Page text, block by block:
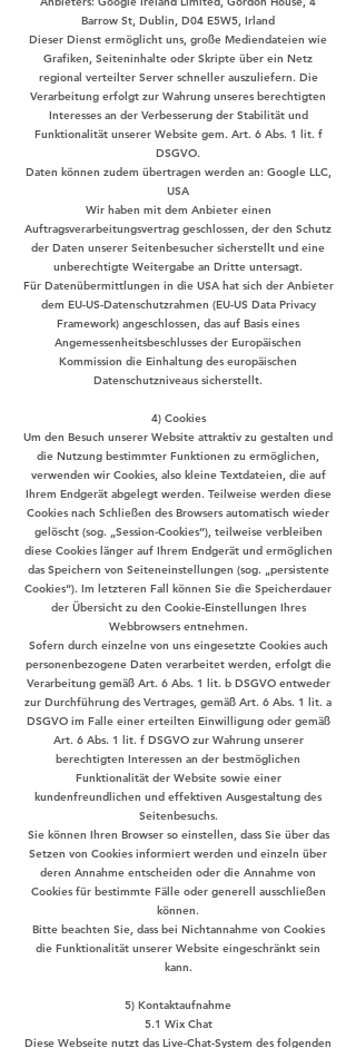
Barrow St, Dublin, D04 E5W5, Irland
Dieser Dienst ermöglicht uns, große Mediendateien wie
Grafiken, Seiteninhalte oder Skripte über ein Netz
regional verteilter Server schneller auszuliefern. Die
Verarbeitung erfolgt zur Wahrung unseres berechtigten
Interesses an der Verbesserung der Stabilität und
Funktionalität unserer Website gem. Art. 6 Abs. 1 lit. f
DSGVO.
Daten können zudem übertragen werden an: Google LLC,
USA
Wir haben mit dem Anbieter einen
Auftragsverarbeitungsvertrag geschlossen, der den Schutz
der Daten unserer Seitenbesucher sicherstellt und eine
unberechtigte Weitergabe an Dritte untersagt.
Für Datenübermittlungen in die USA hat sich der Anbieter
dem EU-US-Datenschutzrahmen (EU-US Data Privacy
Framework) angeschlossen, das auf Basis eines
Angemessenheitsbeschlusses der Europäischen
Kommission die Einhaltung des europäischen
Datenschutzniveaus sicherstellt.
4) Cookies
Um den Besuch unserer Website attraktiv zu gestalten und
die Nutzung bestimmter Funktionen zu ermöglichen,
verwenden wir Cookies, also kleine Textdateien, die auf
Ihrem Endgerät abgelegt werden. Teilweise werden diese
Cookies nach Schließen des Browsers automatisch wieder
gelöscht (sog. „Session-Cookies“), teilweise verbleiben
diese Cookies länger auf Ihrem Endgerät und ermöglichen
das Speichern von Seiteneinstellungen (sog. „persistente
Cookies“). Im letzteren Fall können Sie die Speicherdauer
der Übersicht zu den Cookie-Einstellungen Ihres
Webbrowsers entnehmen.
Sofern durch einzelne von uns eingesetzte Cookies auch
personenbezogene Daten verarbeitet werden, erfolgt die
Verarbeitung gemäß Art. 6 Abs. 1 lit. b DSGVO entweder
zur Durchführung des Vertrages, gemäß Art. 6 Abs. 1 lit. a
DSGVO im Falle einer erteilten Einwilligung oder gemäß
Art. 6 Abs. 1 lit. f DSGVO zur Wahrung unserer
berechtigten Interessen an der bestmöglichen
Funktionalität der Website sowie einer
kundenfreundlichen und effektiven Ausgestaltung des
Seitenbesuchs.
Sie können Ihren Browser so einstellen, dass Sie über das
Setzen von Cookies informiert werden und einzeln über
deren Annahme entscheiden oder die Annahme von
Cookies für bestimmte Fälle oder generell ausschließen
können.
Bitte beachten Sie, dass bei Nichtannahme von Cookies
die Funktionalität unserer Website eingeschränkt sein
kann.
5) Kontaktaufnahme
5.1 Wix Chat
Diese Webseite nutzt das Live-Chat-System des folgenden